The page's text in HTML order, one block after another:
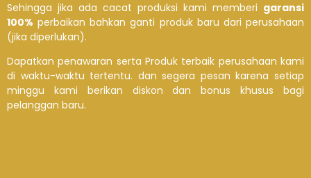
Sehingga jika ada cacat produksi kami memberi garansi
100% perbaikan bahkan ganti produk baru dari perusahaan
(jika diperlukan).
Dapatkan penawaran serta Produk terbaik perusahaan kami
di waktu-waktu tertentu. dan segera pesan karena setiap
minggu kami berikan diskon dan bonus khusus bagi
pelanggan baru.